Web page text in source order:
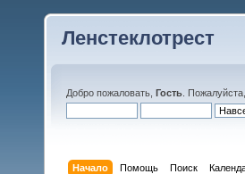
Ленстеклотрест
Добро пожаловать, Гость . Пожалуйста,
Начало Помощь Поиск